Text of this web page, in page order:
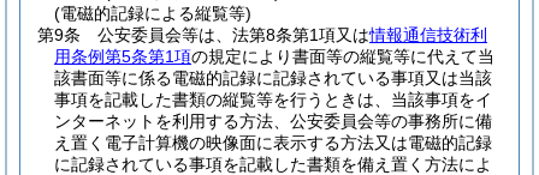
(電磁的記録による縦覧等)
第9条
公安委員会等は、法第8条第1項又は情報通信技術利
用条例第5条第1項の規定により書面等の縦覧等に代えて当
該書面等に係る電磁的記録に記録されている事項又は当該
事項を記載した書類の縦覧等を行うときは、当該事項をイ
ンターネットを利用する方法、公安委員会等の事務所に備
え置く電子計算機の映像面に表示する方法又は電磁的記録
に記録されている事項を記載した書類を備え置く方法によ